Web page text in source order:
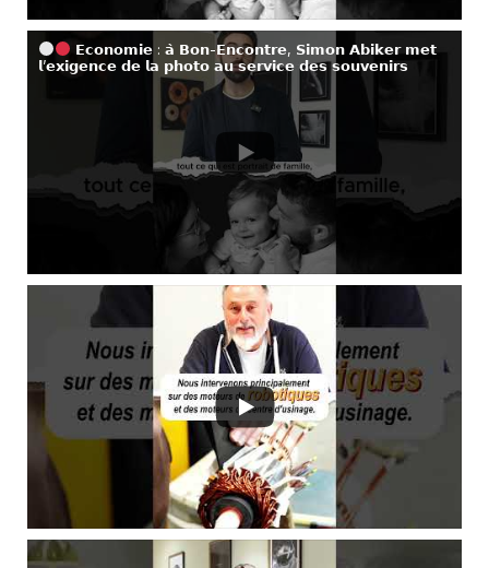
𝗘𝗰𝗼𝗻𝗼𝗺𝗶𝗲 : 𝗮̀ 𝗕𝗼𝗻-𝗘𝗻𝗰𝗼𝗻𝘁𝗿𝗲, 𝗦𝗶𝗺𝗼𝗻 𝗔𝗯𝗶𝗸𝗲𝗿 𝗺𝗲𝘁
𝗹’𝗲𝘅𝗶𝗴𝗲𝗻𝗰𝗲 𝗱𝗲 𝗹𝗮 𝗽𝗵𝗼𝘁𝗼 𝗮𝘂 𝘀𝗲𝗿𝘃𝗶𝗰𝗲 𝗱𝗲𝘀 𝘀𝗼𝘂𝘃𝗲𝗻𝗶𝗿𝘀